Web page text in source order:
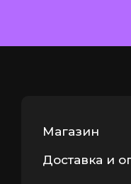
Магазин
Доставка и